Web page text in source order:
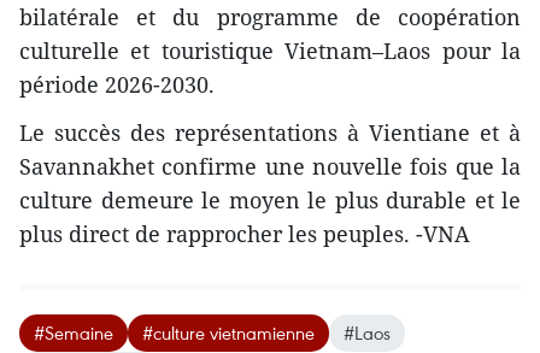
bilatérale et du programme de coopération
culturelle et touristique Vietnam–Laos pour la
période 2026-2030.
Le succès des représentations à Vientiane et à
Savannakhet confirme une nouvelle fois que la
culture demeure le moyen le plus durable et le
plus direct de rapprocher les peuples. -VNA
#Semaine #culture vietnamienne
#Laos